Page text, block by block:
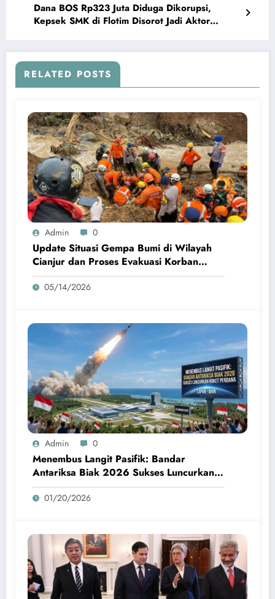
Dana BOS Rp323 Juta Diduga Dikorupsi,
Kepsek SMK di Flotim Disorot Jadi Aktor
RELATED POSTS
Admin 0
Update Situasi Gempa Bumi di Wilayah
Cianjur dan Proses Evakuasi Korban
Terdampak
05/14/2026
Admin 0
Menembus Langit Pasifik: Bandar
Antariksa Biak 2026 Sukses Luncurkan
Roket Perdana
01/20/2026